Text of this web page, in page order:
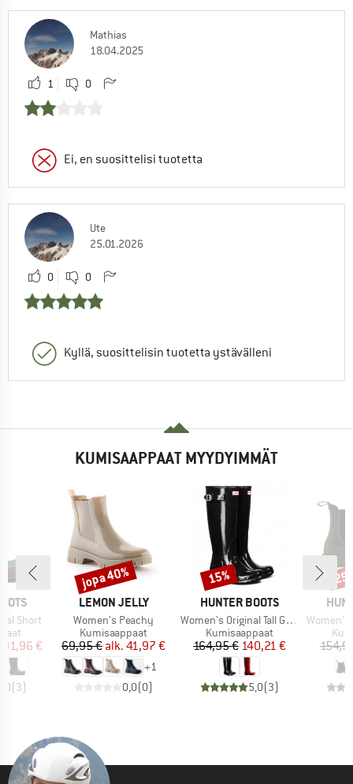
Mathias
18.04.2025
1 0
Ei, en suosittelisi tuotetta
Ute
25.01.2026
0 0
Kyllä, suosittelisin tuotetta ystävälleni
KUMISAAPPAAT MYYDYIMMÄT
Short
hinta
91,96 €
(3)
MERKKI
LEMON JELLY
Tuote
Women's Peachy
Tuoteryhmä
Kumisaappaat
Hinta
69,95 € Alennettu hinta
alk. 41,97 €
+1
0,0(0)
Alennus
jopa 40%
MERKKI
HUNTER BOOTS
Tuote
Women's Original Tall Gloss
Tuoteryhmä
Kumisaappaat
Hinta
164,95 €Alennettu hinta
140,21 €
5,0(3)
Alennus
15%
Tuote
Women's